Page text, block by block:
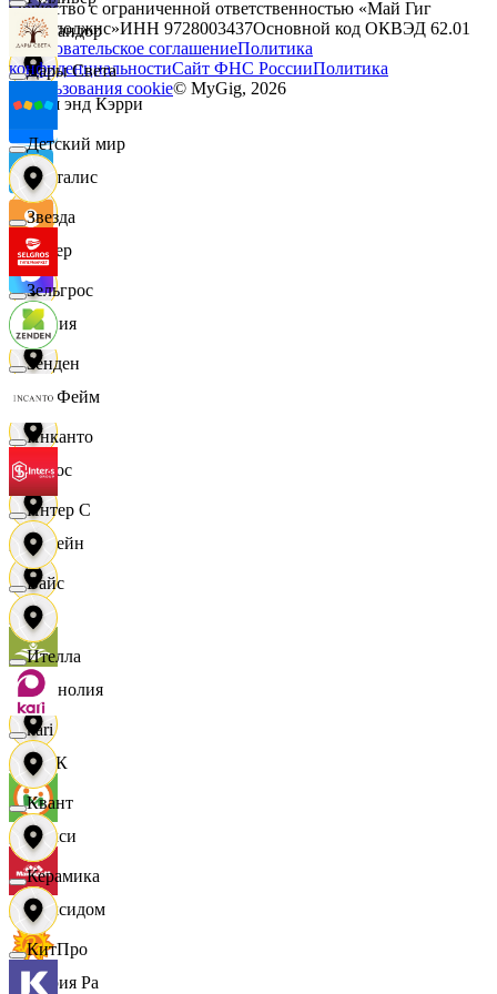
Командор
Кэш энд Кэрри
Лакталис
Левер
Линия
ЛисФейм
Логос
Лорейн
Луч
Магнолия
МАК
Макси
Максидом
Мария Ра
Дары Света
Детский мир
Звезда
Зельгрос
Зенден
Инканто
Интер С
Вайс
Ителла
kari
Квант
Керамика
КитПро
Общество с ограниченной ответственностью «Май Гиг
Технолоджис»ИНН 9728003437Основной код ОКВЭД 62.01
Пользовательское соглашениеПолитика
конфиденциальностиСайт ФНС РоссииПолитика
использования cookie© MyGig, 2026